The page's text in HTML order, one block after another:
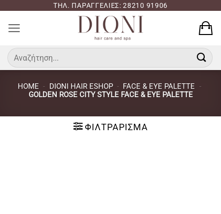
περιεχόμενο
ΤΗΛ. ΠΑΡΑΓΓΕΛΙΕΣ: 28210 91906
Αναζήτηση
για:
HOME - DIONI HAIR ESHOP - FACE & EYE PALETTE -
GOLDEN ROSE CITY STYLE FACE & EYE PALETTE
ΦΙΛΤΡΆΡΙΣΜΑ